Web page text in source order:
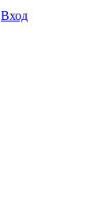
Вход